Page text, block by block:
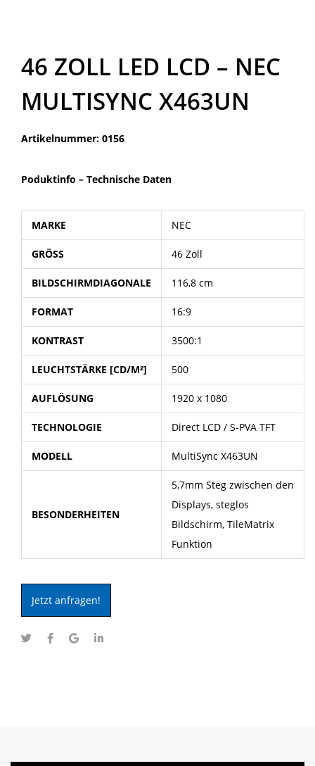
46 ZOLL LED LCD – NEC
MULTISYNC X463UN
Artikelnummer: 0156
Poduktinfo – Technische Daten
MARKE NEC
GRÖSS 46 Zoll
BILDSCHIRMDIAGONALE 116,8 cm
FORMAT 16:9
KONTRAST 3500:1
LEUCHTSTÄRKE [CD/M²] 500
AUFLÖSUNG 1920 x 1080
TECHNOLOGIE Direct LCD / S-PVA TFT
MODELL MultiSync X463UN
BESONDERHEITEN
5,7mm Steg zwischen den
Displays, steglos
Bildschirm, TileMatrix
Funktion
Jetzt anfragen!